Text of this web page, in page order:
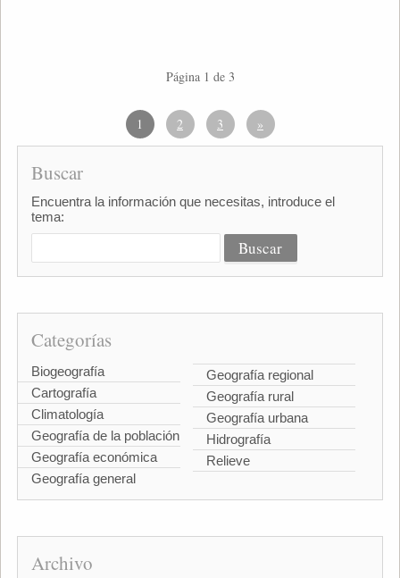
Página 1 de 3
1 2 3 »
Buscar
Encuentra la información que necesitas, introduce el
tema:
Categorías
Biogeografía
Cartografía
Climatología
Geografía de la población
Geografía económica
Geografía general
Geografía regional
Geografía rural
Geografía urbana
Hidrografía
Relieve
Archivo